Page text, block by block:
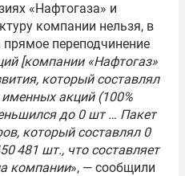
«Нафтогаза» и
компании нельзя, в
переподчинение
[компании «Нафтогаз»
который составлял
акций (100%
до 0 шт … Пакет
который составлял 0
481 шт., что составляет
компании», — сообщили